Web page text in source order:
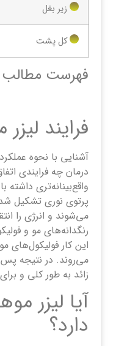
زیر بغل
کل پشت
فهرست مطالب
فرایند
آشنایی با نحوه‌
درمان چه فرایندی
واقع‌بینانه‌تری داشته
پرتوی نوری تشکیل
می‌شوند و انرژی را
رنگدانه‌های مو و
این کار فولیکول‌های
می‌روند. در نتیجه
زائد به طور کلی و
آیا لیزر
دارد؟